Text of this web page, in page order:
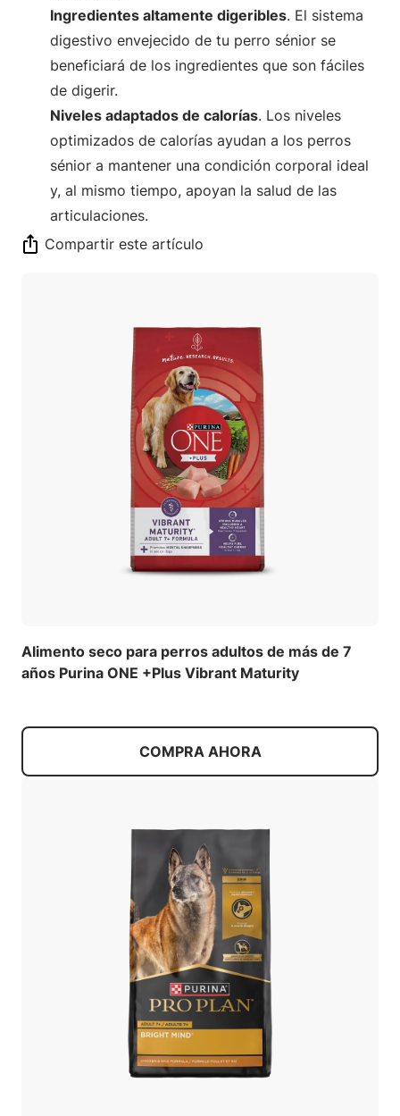
Ingredientes altamente digeribles. El sistema
digestivo envejecido de tu perro sénior se
beneficiará de los ingredientes que son fáciles
de digerir.
Niveles adaptados de calorías. Los niveles
optimizados de calorías ayudan a los perros
sénior a mantener una condición corporal ideal
y, al mismo tiempo, apoyan la salud de las
articulaciones.
Compartir este artículo
Alimento seco para perros adultos de más de 7
años Purina ONE +Plus Vibrant Maturity
COMPRA AHORA